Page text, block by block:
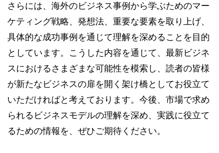
さらには、海外のビジネス事例から学ぶためのマー
ケティング戦略、発想法、重要な要素を取り上げ、
具体的な成功事例を通じて理解を深めることを目的
としています。こうした内容を通じて、最新ビジネ
スにおけるさまざまな可能性を模索し、読者の皆様
が新たなビジネスの扉を開く架け橋としてお役立て
いただければと考えております。今後、市場で求め
られるビジネスモデルの理解を深め、実践に役立て
るための情報を、ぜひご期待ください。